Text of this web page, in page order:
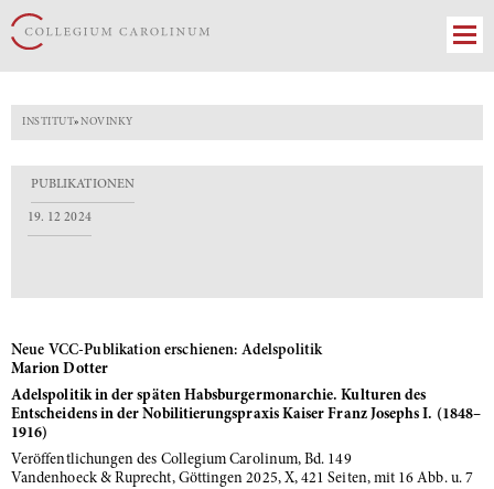
INSTITUT» NOVINKY
PUBLIKATIONEN
19. 12 2024
Neue VCC-Publikation erschienen: Adelspolitik
Marion Dotter
Adelspolitik in der späten Habsburgermonarchie. Kulturen des
Entscheidens in der Nobilitierungspraxis Kaiser Franz Josephs I. (1848–
1916)
Veröffentlichungen des Collegium Carolinum, Bd. 149
Vandenhoeck & Ruprecht, Göttingen 2025, X, 421 Seiten, mit 16 Abb. u. 7